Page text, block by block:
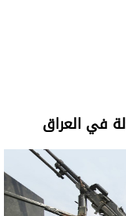
في العراق